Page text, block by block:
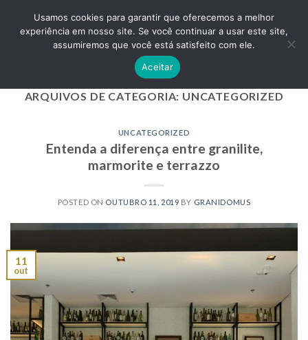
0
ARQUIVOS DE CATEGORIA: UNCATEGORIZED
UNCATEGORIZED
Entenda a diferença entre granilite,
marmorite e terrazzo
POSTED ON OUTUBRO 11, 2019 BY GRANIDOMUS
11
out
Usamos cookies para garantir que oferecemos a melhor
experiência em nosso site. Se você continuar a usar este site,
assumiremos que você está satisfeito com ele.
Aceitar